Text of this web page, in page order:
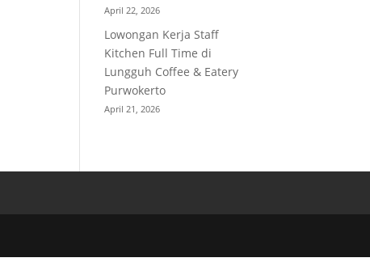
April 22, 2026
Lowongan Kerja Staff
Kitchen Full Time di
Lungguh Coffee & Eatery
Purwokerto
April 21, 2026